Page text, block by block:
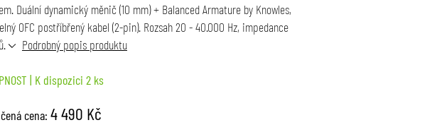
Duální dynamický měnič (10 mm) + Balanced Armature by Knowles,
OFC postříbřený kabel (2-pin). Rozsah 20 - 40.000 Hz, impedance
Podrobný popis produktu
| K dispozici 2 ks
cena: 4 490 Kč